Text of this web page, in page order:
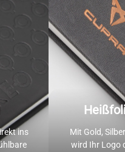
ins
Mit Gold,
wird Ihr Logo